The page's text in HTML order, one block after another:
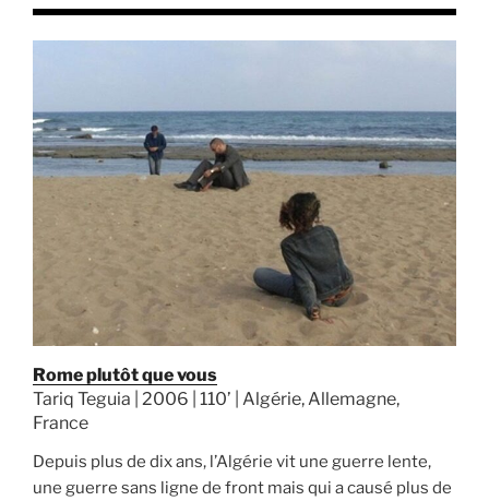
Rome plutôt que vous
Tariq Teguia | 2006 | 110’ | Algérie, Allemagne,
France
Depuis plus de dix ans, l’Algérie vit une guerre lente,
une guerre sans ligne de front mais qui a causé plus de